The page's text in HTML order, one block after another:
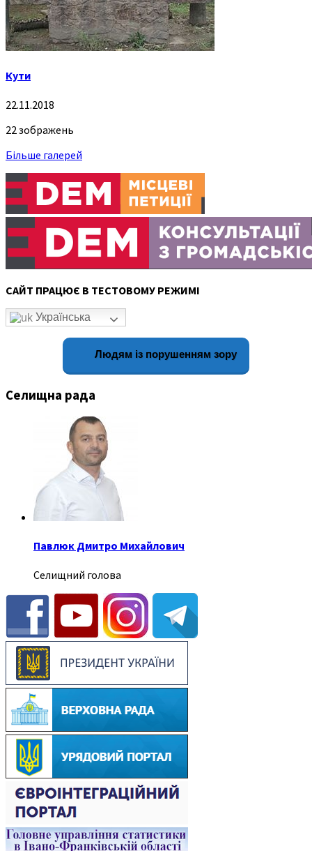
Кути
22.11.2018
22 зображень
Більше галерей
САЙТ ПРАЦЮЄ В ТЕСТОВОМУ РЕЖИМІ
Українська
Людям із порушенням зору
Селищна рада
Павлюк Дмитро Михайлович
Селищний голова